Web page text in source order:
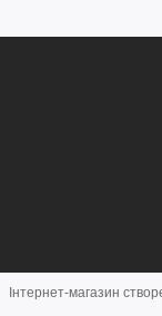
Інтернет-магазин